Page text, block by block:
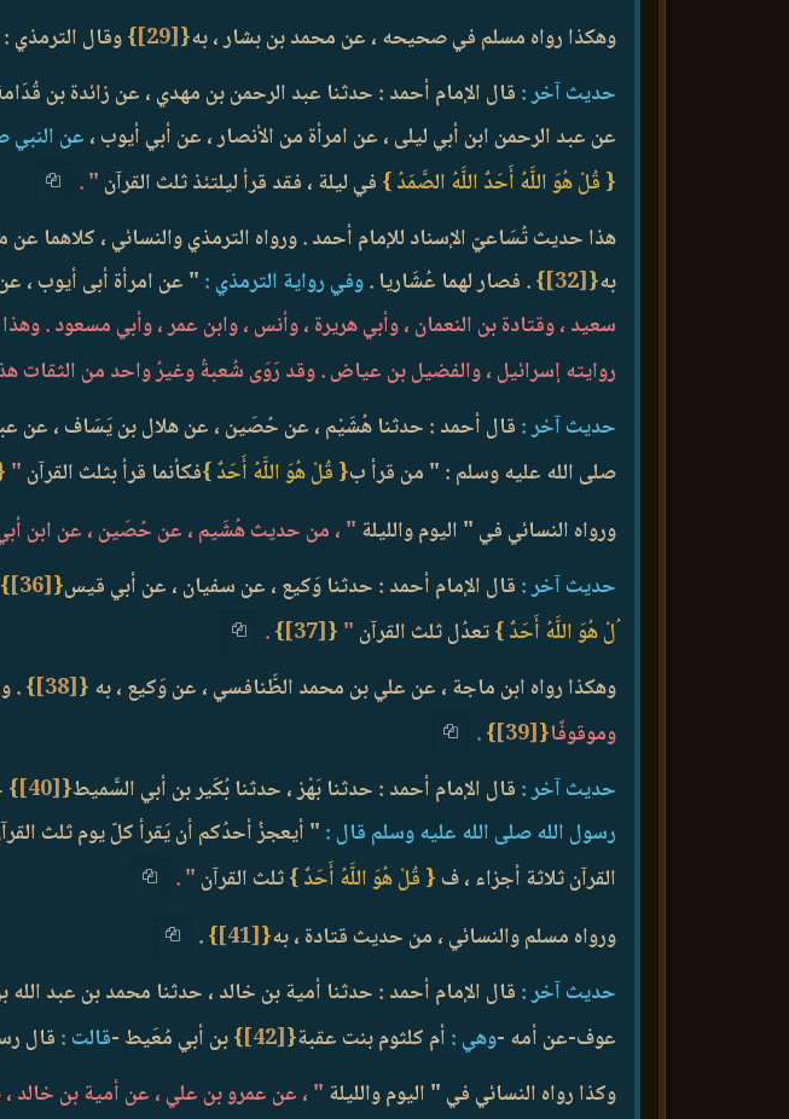
وهكذا رواه مسلم في صحيحه ، عن محمد بن بشار ، به{
[29]
}وقال
حديث آخر : قال الإمام أحمد : حدثنا عبد الرحمن بن مهدي ، عن زائدة بن
عن عبد الرحمن ابن أبي ليلى ، عن امرأة من الأنصار ، عن أبي أيوب ، عن النبي
{ قُلْ هُوَ اللَّهُ أَحَدٌ اللَّهُ الصَّمَدُ } في ليلة ، فقد قرأ ليلتئذ ثلث القرآن " .
هذا حديث تُسَاعيّ الإسناد للإمام أحمد . ورواه الترمذي والنسائي ، كلاهما
به{
[32]
}. فصار لهما عُشَاريا .وفي رواية الترمذي : " عن امرأة أبى أيوب ،
سعيد ، وقتادة بن النعمان ، وأبي هريرة ، وأنس ، وابن عمر ، وأبي مسعود .
روايته إسرائيل ، والفضيل بن عياض . وقد رَوَى شُعبةُ وغيرُ واحد من الثقات
حديث آخر : قال أحمد : حدثنا هُشَيْم ، عن حُصَين ، عن هلال بن يَسَاف ، عن
صلى الله عليه وسلم : " من قرأ ب{ قُلْ هُوَ اللَّهُ أَحَدٌ }فكأنما قرأ بثلث القرآن "
ورواه النسائي في " اليوم والليلة " ، من حديث هُشَيم ، عن حُصَين ، عن ابن أبي
حديث آخر : قال الإمام أحمد : حدثنا وَكيع ، عن سفيان ، عن أبي قيس{
[36]
}
ُلْ هُوَ اللَّهُ أَحَدٌ }تعدُل ثلث القرآن "
{
[37]
}
.
وهكذا رواه ابن ماجة ، عن علي بن محمد الطَّنافسي ، عن وَكيع ، به {
[38]
}
.
وموقوفًا{
[39]
}
.
حديث آخر : قال الإمام أحمد : حدثنا بَهْز ، حدثنا بُكَير بن أبي السَّميط{
[40]
}
رسول الله صلى الله عليه وسلم قال : " أيعجزُ أحدُكم أن يَقرأ كلّ يوم ثلث
القرآن ثلاثة أجزاء ، ف { قُلْ هُوَ اللَّهُ أَحَدٌ }ثلث القرآن " .
ورواه مسلم والنسائي ، من حديث قتادة ، به{
[41]
}
.
حديث آخر : قال الإمام أحمد : حدثنا أمية بن خالد ، حدثنا محمد بن عبد
عوف-عن أمه -وهي : أم كلثوم بنت عقبة{
[42]
}بن أبي مُعَيط -قالت : قال
وكذا رواه النسائي في " اليوم والليلة " ، عن عمرو بن علي ، عن أمية بن خالد ،